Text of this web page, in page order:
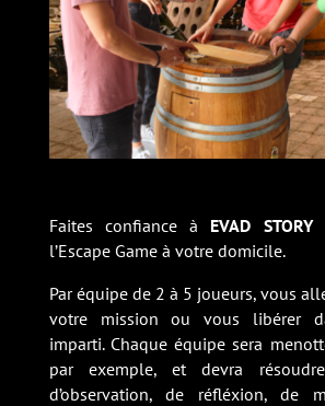
Faites confiance à EVAD STORY
l’Escape Game à votre domicile.
Par équipe de 2 à 5 joueurs, vous
votre mission ou vous libérer
imparti. Chaque équipe sera
par exemple, et devra
d’observation, de réfléxion, de